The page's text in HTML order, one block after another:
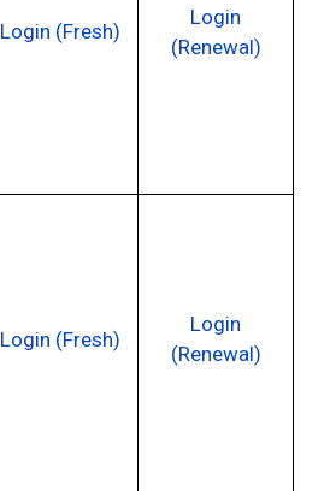
Login (Fresh)
Login
(Renewal)
Login (Fresh)
Login
(Renewal)